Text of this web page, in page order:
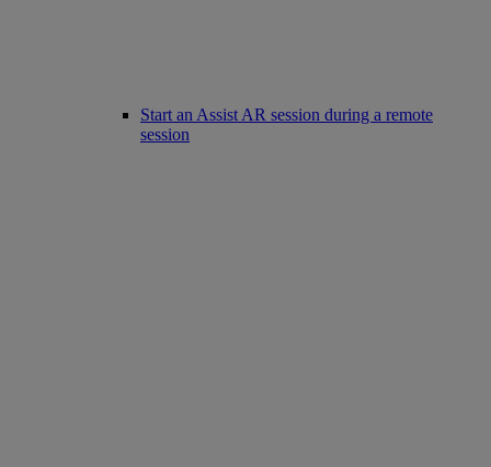
Start an Assist AR session during a remote
session